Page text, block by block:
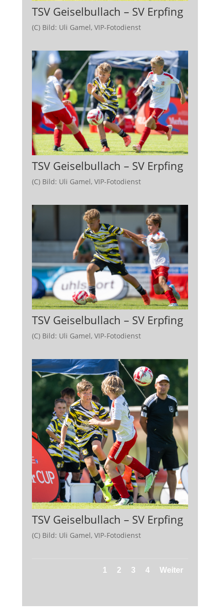
TSV Geiselbullach – SV Erpfing
(C) Bild: Uli Gamel, VIP-Fotodienst
TSV Geiselbullach – SV Erpfing
(C) Bild: Uli Gamel, VIP-Fotodienst
TSV Geiselbullach – SV Erpfing
(C) Bild: Uli Gamel, VIP-Fotodienst
TSV Geiselbullach – SV Erpfing
(C) Bild: Uli Gamel, VIP-Fotodienst
1 2 3 4 Weiter